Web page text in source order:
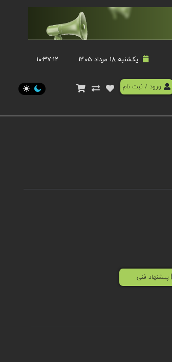
یکشنبه 18 مرداد 1405 ۱۰:۳۷:۱۳
ورود / ثبت نام
پیشنهاد فنی